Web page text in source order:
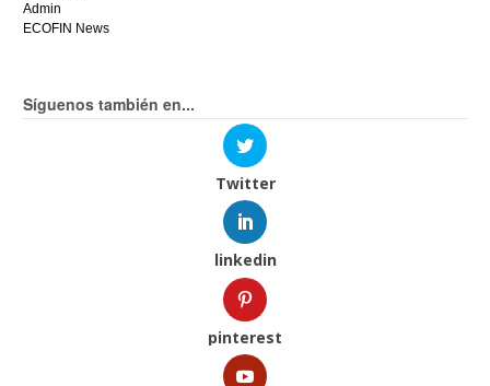
Admin
ECOFIN News
Síguenos también en...
Twitter
linkedin
pinterest